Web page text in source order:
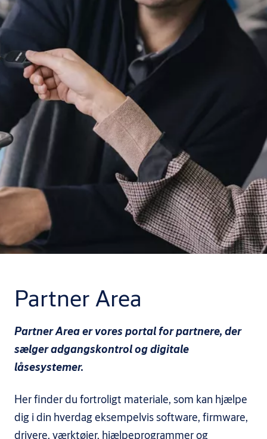
Partner Area
Partner Area er vores portal for partnere, der
sælger adgangskontrol og digitale
låsesystemer.
Her finder du fortroligt materiale, som kan hjælpe
dig i din hverdag eksempelvis software, firmware,
drivere, værktøjer, hjælpeprogrammer og